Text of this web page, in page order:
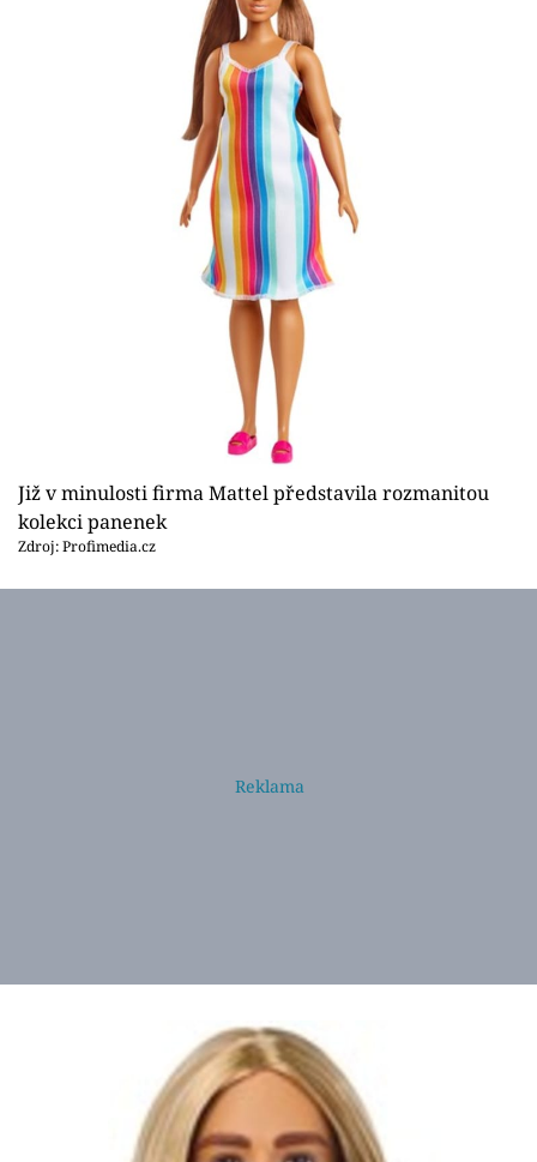
Již v minulosti firma Mattel představila rozmanitou
kolekci panenek
Zdroj: Profimedia.cz